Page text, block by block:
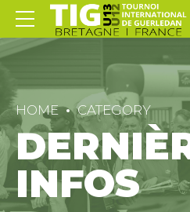
HOME CATEGORY
INFOS